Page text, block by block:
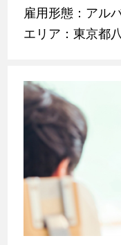
雇用形態：アル
エリア：東京都